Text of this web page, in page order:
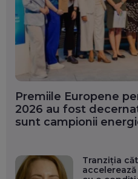
Premiile Europene
2026 au fost
sunt campionii
Tranziția